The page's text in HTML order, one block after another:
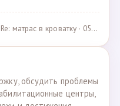
матрас в кроватку · 05.05.2024
обсудить проблемы
центры,